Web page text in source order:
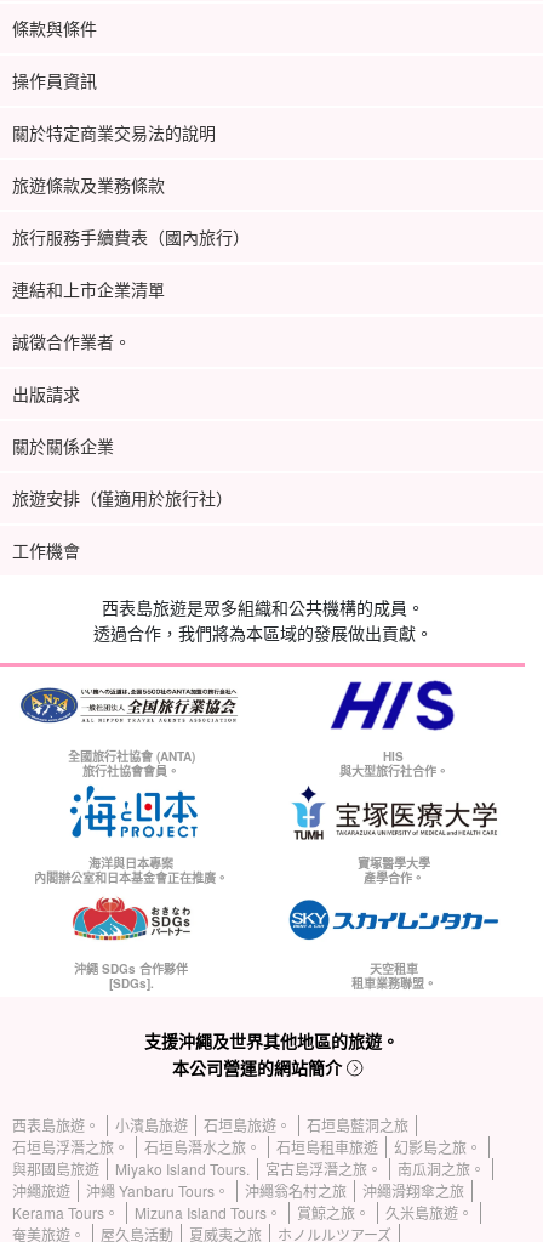
條款與條件
操作員資訊
關於特定商業交易法的說明
旅遊條款及業務條款
旅行服務手續費表（國內旅行）
連結和上市企業清單
誠徵合作業者。
出版請求
關於關係企業
旅遊安排（僅適用於旅行社）
工作機會
西表島旅遊是眾多組織和公共機構的成員。
透過合作，我們將為本區域的發展做出貢獻。
全國旅行社協會 (ANTA)
旅行社協會會員。
HIS
與大型旅行社合作。
海洋與日本專案
內閣辦公室和日本基金會正在推廣。
寶塚醫學大學
產學合作。
沖繩 SDGs 合作夥伴
[SDGs].
天空租車
租車業務聯盟。
支援沖繩及世界其他地區的旅遊。
本公司營運的網站簡介
西表島旅遊。 小濱島旅遊 石垣島旅遊。
石垣島藍洞之旅
石垣島浮潛之旅。
石垣島潛水之旅。 石垣島租車旅遊
幻影島之旅。
與那國島旅遊
Miyako Island Tours. 宮古島浮潛之旅。
南瓜洞之旅。
沖繩旅遊
沖繩 Yanbaru Tours。 沖繩翁名村之旅
沖繩滑翔傘之旅
Kerama Tours。
Mizuna Island Tours。 賞鯨之旅。
久米島旅遊。
奄美旅遊。
屋久島活動 夏威夷之旅 ホノルルツアーズ